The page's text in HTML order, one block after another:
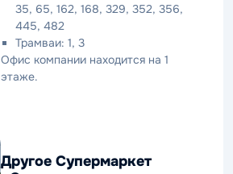
35, 65, 162, 168, 329, 352, 356,
445, 482
Трамваи: 1, 3
Офис компании находится на 1
этаже.
Другое Супермаркет